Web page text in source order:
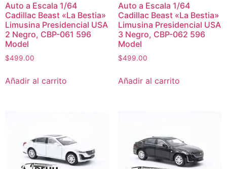
Auto a Escala 1/64
Cadillac Beast «La Bestia»
Limusina Presidencial USA
2 Negro, CBP-061 596
Model
$499.00
Añadir al carrito
Auto a Escala 1/64
Cadillac Beast «La Bestia»
Limusina Presidencial USA
3 Negro, CBP-062 596
Model
$499.00
Añadir al carrito